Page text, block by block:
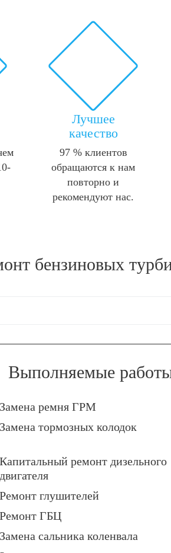
Лучшее
качество
97 % клиентов
обращаются к нам
повторно и
рекомендуют нас.
бензиновых
Выполняемые
Замена ремня ГРМ
Замена тормозных колодок
Капитальный ремонт дизельного
двигателя
Ремонт глушителей
Ремонт ГБЦ
Замена сальника коленвала